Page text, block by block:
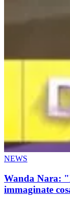
NEWS
Wanda Nara:
immaginate